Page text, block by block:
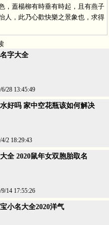
，蓋楊柳有時垂有時起，且有燕子
人，此乃心歡快樂之景象也，求得
字大全
6/28 13:45:49
好吗 家中空花瓶该如何解决
4/2 18:29:43
全 2020鼠年女双胞胎取名
9/14 17:55:26
小名大全2020洋气